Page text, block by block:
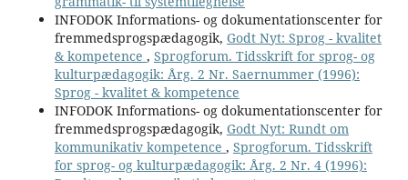
INFODOK Informations- og dokumentationscenter for
fremmedsprogspædagogik, Godt Nyt: Sprog - kvalitet
& kompetence , Sprogforum. Tidsskrift for sprog- og
kulturpædagogik: Årg. 2 Nr. Saernummer (1996):
Sprog - kvalitet & kompetence
INFODOK Informations- og dokumentationscenter for
fremmedsprogspædagogik, Godt Nyt: Rundt om
kommunikativ kompetence , Sprogforum. Tidsskrift
for sprog- og kulturpædagogik: Årg. 2 Nr. 4 (1996):